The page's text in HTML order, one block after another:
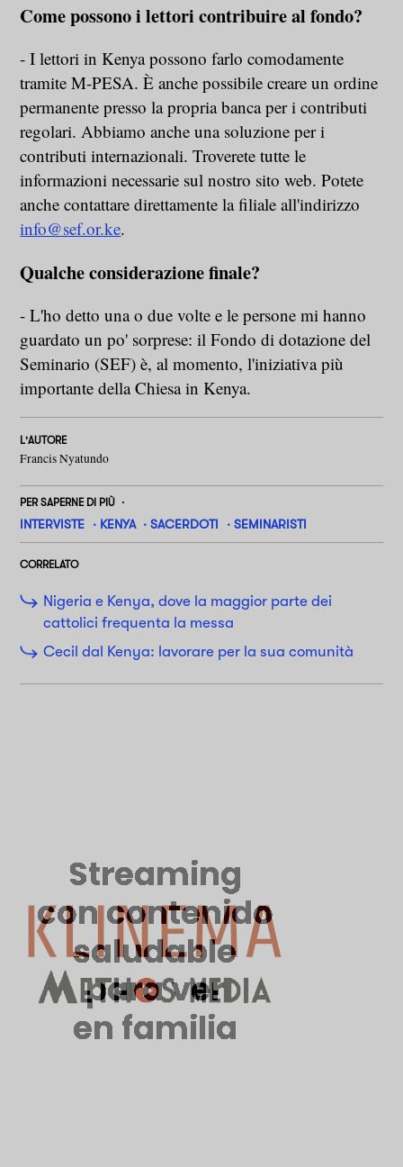
Come possono i lettori contribuire al fondo?
- I lettori in Kenya possono farlo comodamente
tramite M-PESA. È anche possibile creare un ordine
permanente presso la propria banca per i contributi
regolari. Abbiamo anche una soluzione per i
contributi internazionali. Troverete tutte le
informazioni necessarie sul nostro sito web. Potete
anche contattare direttamente la filiale all'indirizzo
info@sef.or.ke.
Qualche considerazione finale?
- L'ho detto una o due volte e le persone mi hanno
guardato un po' sorprese: il Fondo di dotazione del
Seminario (SEF) è, al momento, l'iniziativa più
importante della Chiesa in Kenya.
L'AUTORE
Francis Nyatundo
PER SAPERNE DI PIÙ
INTERVISTE KENYA SACERDOTI SEMINARISTI
CORRELATO
Nigeria e Kenya, dove la maggior parte dei
cattolici frequenta la messa
Cecil dal Kenya: lavorare per la sua comunità